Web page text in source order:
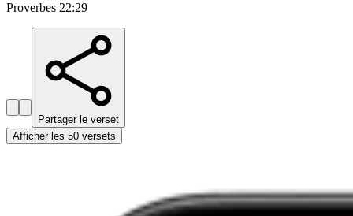
Proverbes 22:29
Partager le verset
Afficher les 50 versets